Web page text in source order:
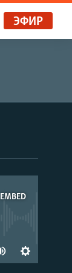
ЭФИР
EMBED